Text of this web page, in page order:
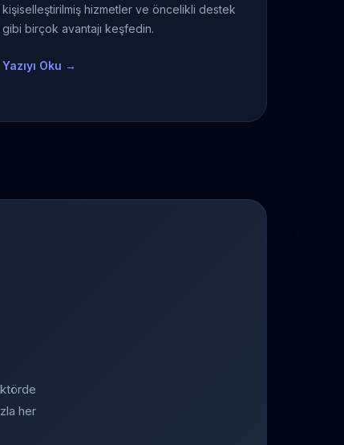
kişiselleştirilmiş hizmetler ve öncelikli destek
gibi birçok avantajı keşfedin.
Yazıyı Oku →
her